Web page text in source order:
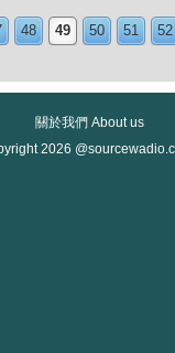
48 49 50 51 52
關於我們 About us
2026